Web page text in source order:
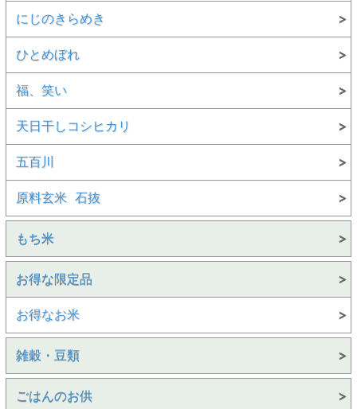
にじのきらめき
ひとめぼれ
福、笑い
天日干しコシヒカリ
五百川
原料玄米 石抜
もち米
お得な限定品
お得なお米
雑穀・豆類
ごはんのお供